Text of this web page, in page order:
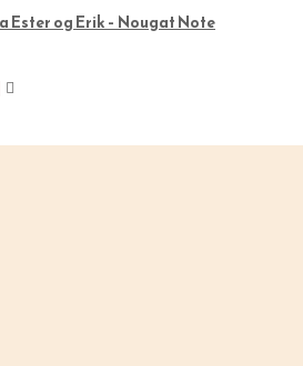
Ester og Erik – Nougat Note